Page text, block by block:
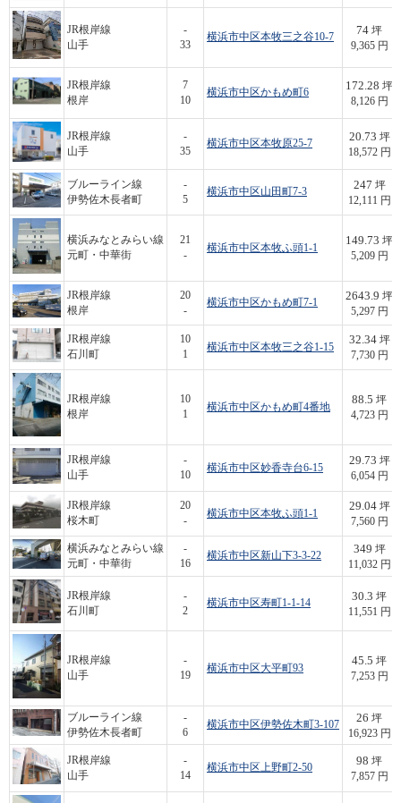
JR根岸線
山手
-
33
横浜市中区本牧三之谷10-7
74 坪
9,365 円
JR根岸線
根岸
7
10
横浜市中区かもめ町6
172.28 坪
8,126 円
JR根岸線
山手
-
35
横浜市中区本牧原25-7
20.73 坪
18,572 円
ブルーライン線
伊勢佐木長者町
-
5
横浜市中区山田町7-3
247 坪
12,111 円
横浜みなとみらい線
元町・中華街
21
-
横浜市中区本牧ふ頭1-1
149.73 坪
5,209 円
JR根岸線
根岸
20
-
横浜市中区かもめ町7-1
2643.9 坪
5,297 円
JR根岸線
石川町
10
1
横浜市中区本牧三之谷1-15
32.34坪
7,730 円
JR根岸線
根岸
10
1
横浜市中区かもめ町4番地
88.5 坪
4,723 円
JR根岸線
山手
-
10
横浜市中区妙香寺台6-15
29.73 坪
6,054 円
JR根岸線
桜木町
20
-
横浜市中区本牧ふ頭1-1
29.04坪
7,560 円
横浜みなとみらい線
元町・中華街
-
16
横浜市中区新山下3-3-22
349 坪
11,032 円
JR根岸線
石川町
-
2
横浜市中区寿町1-1-14
30.3 坪
11,551 円
JR根岸線
山手
-
19
横浜市中区大平町93
45.5 坪
7,253 円
ブルーライン線
伊勢佐木長者町
-
6
横浜市中区伊勢佐木町3-107
26 坪
16,923 円
JR根岸線
山手
-
14
横浜市中区上野町2-50
98 坪
7,857 円